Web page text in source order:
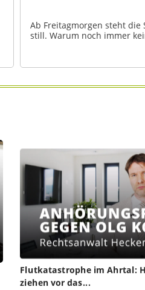
Ab Freitagmorgen steht die
still. Warum noch immer
Flutkatastrophe im Ahrtal:
ziehen vor das...